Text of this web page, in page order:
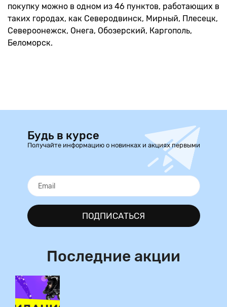
покупку можно в одном из 46 пунктов, работающих в
таких городах, как Северодвинск, Мирный, Плесецк,
Североонежск, Онега, Обозерский, Каргополь,
Беломорск.
Будь в курсе
Получайте информацию о новинках и акциях первыми
ПОДПИСАТЬСЯ
Последние акции